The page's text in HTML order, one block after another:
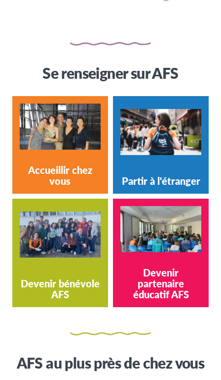
Se renseigner sur AFS
Accueillir chez
vous Partir à l'étranger
Devenir bénévole
AFS
Devenir
partenaire
éducatif AFS
AFS au plus près de chez vous